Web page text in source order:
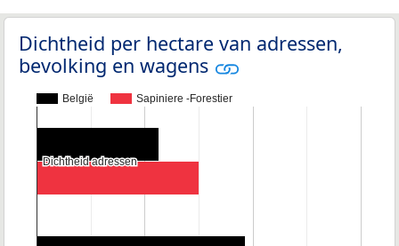
Dichtheid per hectare van adressen,
bevolking en wagens
België Sapiniere -Forestier
Dichtheid adressen
Dichtheid adressen